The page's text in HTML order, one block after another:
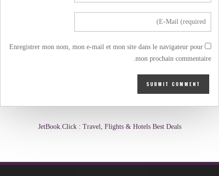
Enregistrer mon nom, mon e-mail et mon site dans le navigateur pour
mon prochain commentaire.
JetBook.Click : Travel, Flights & Hotels Best Deals